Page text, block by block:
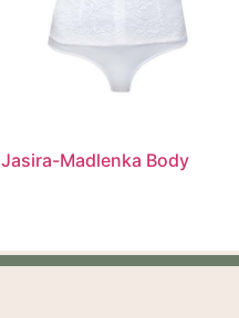
Jasira-Madlenka Body